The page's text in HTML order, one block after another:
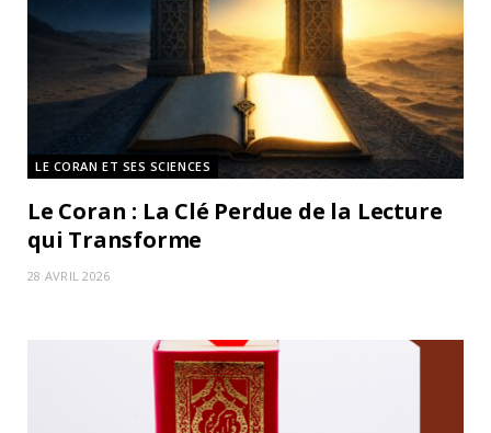
LE CORAN ET SES SCIENCES
Le Coran : La Clé Perdue de la Lecture
qui Transforme
28 AVRIL 2026